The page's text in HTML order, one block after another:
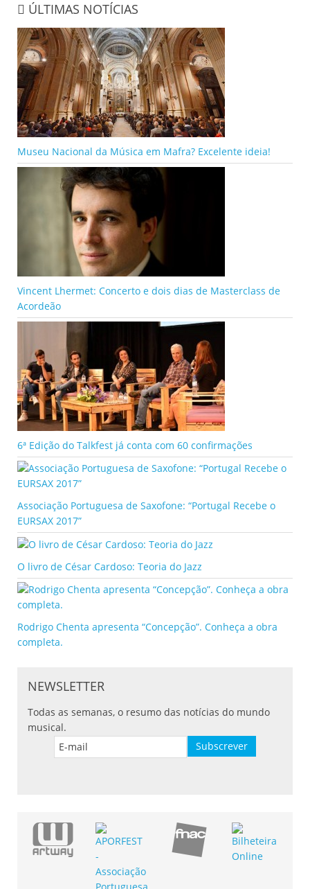
ÚLTIMAS NOTÍCIAS
Museu Nacional da Música em Mafra? Excelente ideia!
Vincent Lhermet: Concerto e dois dias de Masterclass de
Acordeão
6ª Edição do Talkfest já conta com 60 confirmações
Associação Portuguesa de Saxofone: “Portugal Recebe o
EURSAX 2017”
O livro de César Cardoso: Teoria do Jazz
Rodrigo Chenta apresenta “Concepção”. Conheça a obra
completa.
NEWSLETTER
Todas as semanas, o resumo das notícias do mundo
musical.